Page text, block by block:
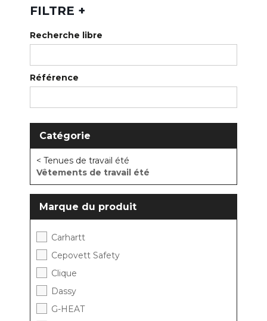
FILTRE +
Recherche libre
Référence
Catégorie
< Tenues de travail été
Vêtements de travail été
Marque du produit
Carhartt
Cepovett Safety
Clique
Dassy
G-HEAT